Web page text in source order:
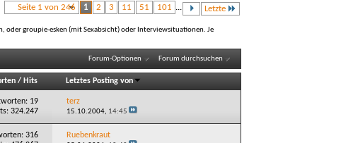
Seite 1 von 246 1 2 3 11 51 101 ... Letzte
groupie-esken (mit Sexabsicht) oder Interviewsituationen. Je
Forum-Optionen Forum durchsuchen
/ Hits Letztes Posting von
19
324.247
terz
15.10.2004, 14:45
316
Ruebenkraut